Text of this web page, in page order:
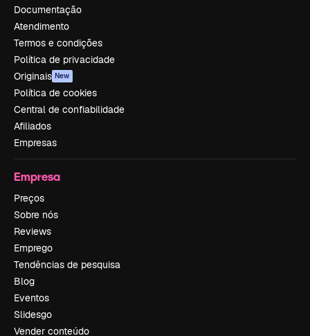
Documentação
Atendimento
Termos e condições
Política de privacidade
Originais New
Política de cookies
Central de confiabilidade
Afiliados
Empresas
Empresa
Preços
Sobre nós
Reviews
Emprego
Tendências de pesquisa
Blog
Eventos
Slidesgo
Vender conteúdo